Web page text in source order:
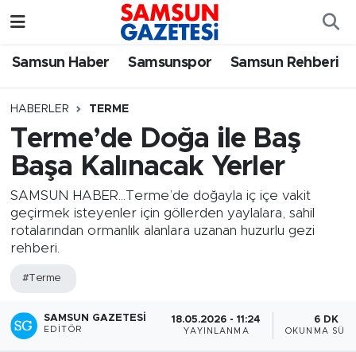
Samsun Haber Samsunspor Samsun Rehberi
HABERLER TERME
Terme’de Doğa ile Baş
Başa Kalınacak Yerler
SAMSUN HABER...Terme’de doğayla iç içe vakit
geçirmek isteyenler için göllerden yaylalara, sahil
rotalarından ormanlık alanlara uzanan huzurlu gezi
rehberi.
#Terme
SAMSUN GAZETESI
EDITÖR
18.05.2026 - 11:24
YAYINLANMA
6 DK
OKUNMA
Samsun Haber
Samsun Rehberi
Resmi İlanlar
Samsun Nöbetçi Eczaneler
SAMSUN Namaz Vakitleri
Samsun Trafik Yoğunluk Haritası
Süper Lig Puan Durumu ve Fikstür